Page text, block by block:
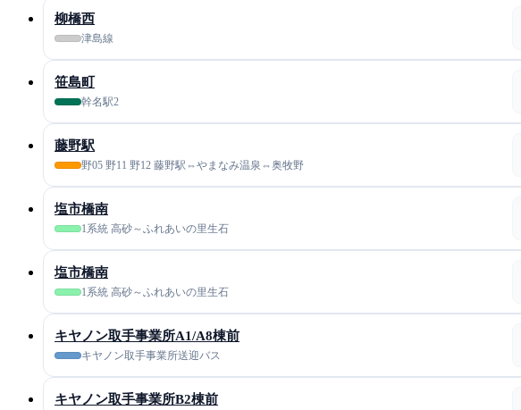
柳橋西
津島線
笹島町
幹名駅2
藤野駅
野05 野11 野12 藤野駅⇔やまなみ温泉⇔奥牧野
塩市橋南
1系統 高砂～ふれあいの里生石
塩市橋南
1系統 高砂～ふれあいの里生石
キヤノン取手事業所A1/A8棟前
キヤノン取手事業所送迎バス
キヤノン取手事業所B2棟前